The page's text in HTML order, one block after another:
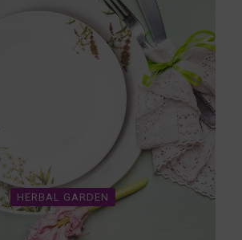
HERBAL GARDEN